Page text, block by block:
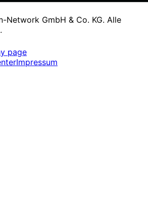
Network GmbH & Co. KG. Alle
page
Impressum